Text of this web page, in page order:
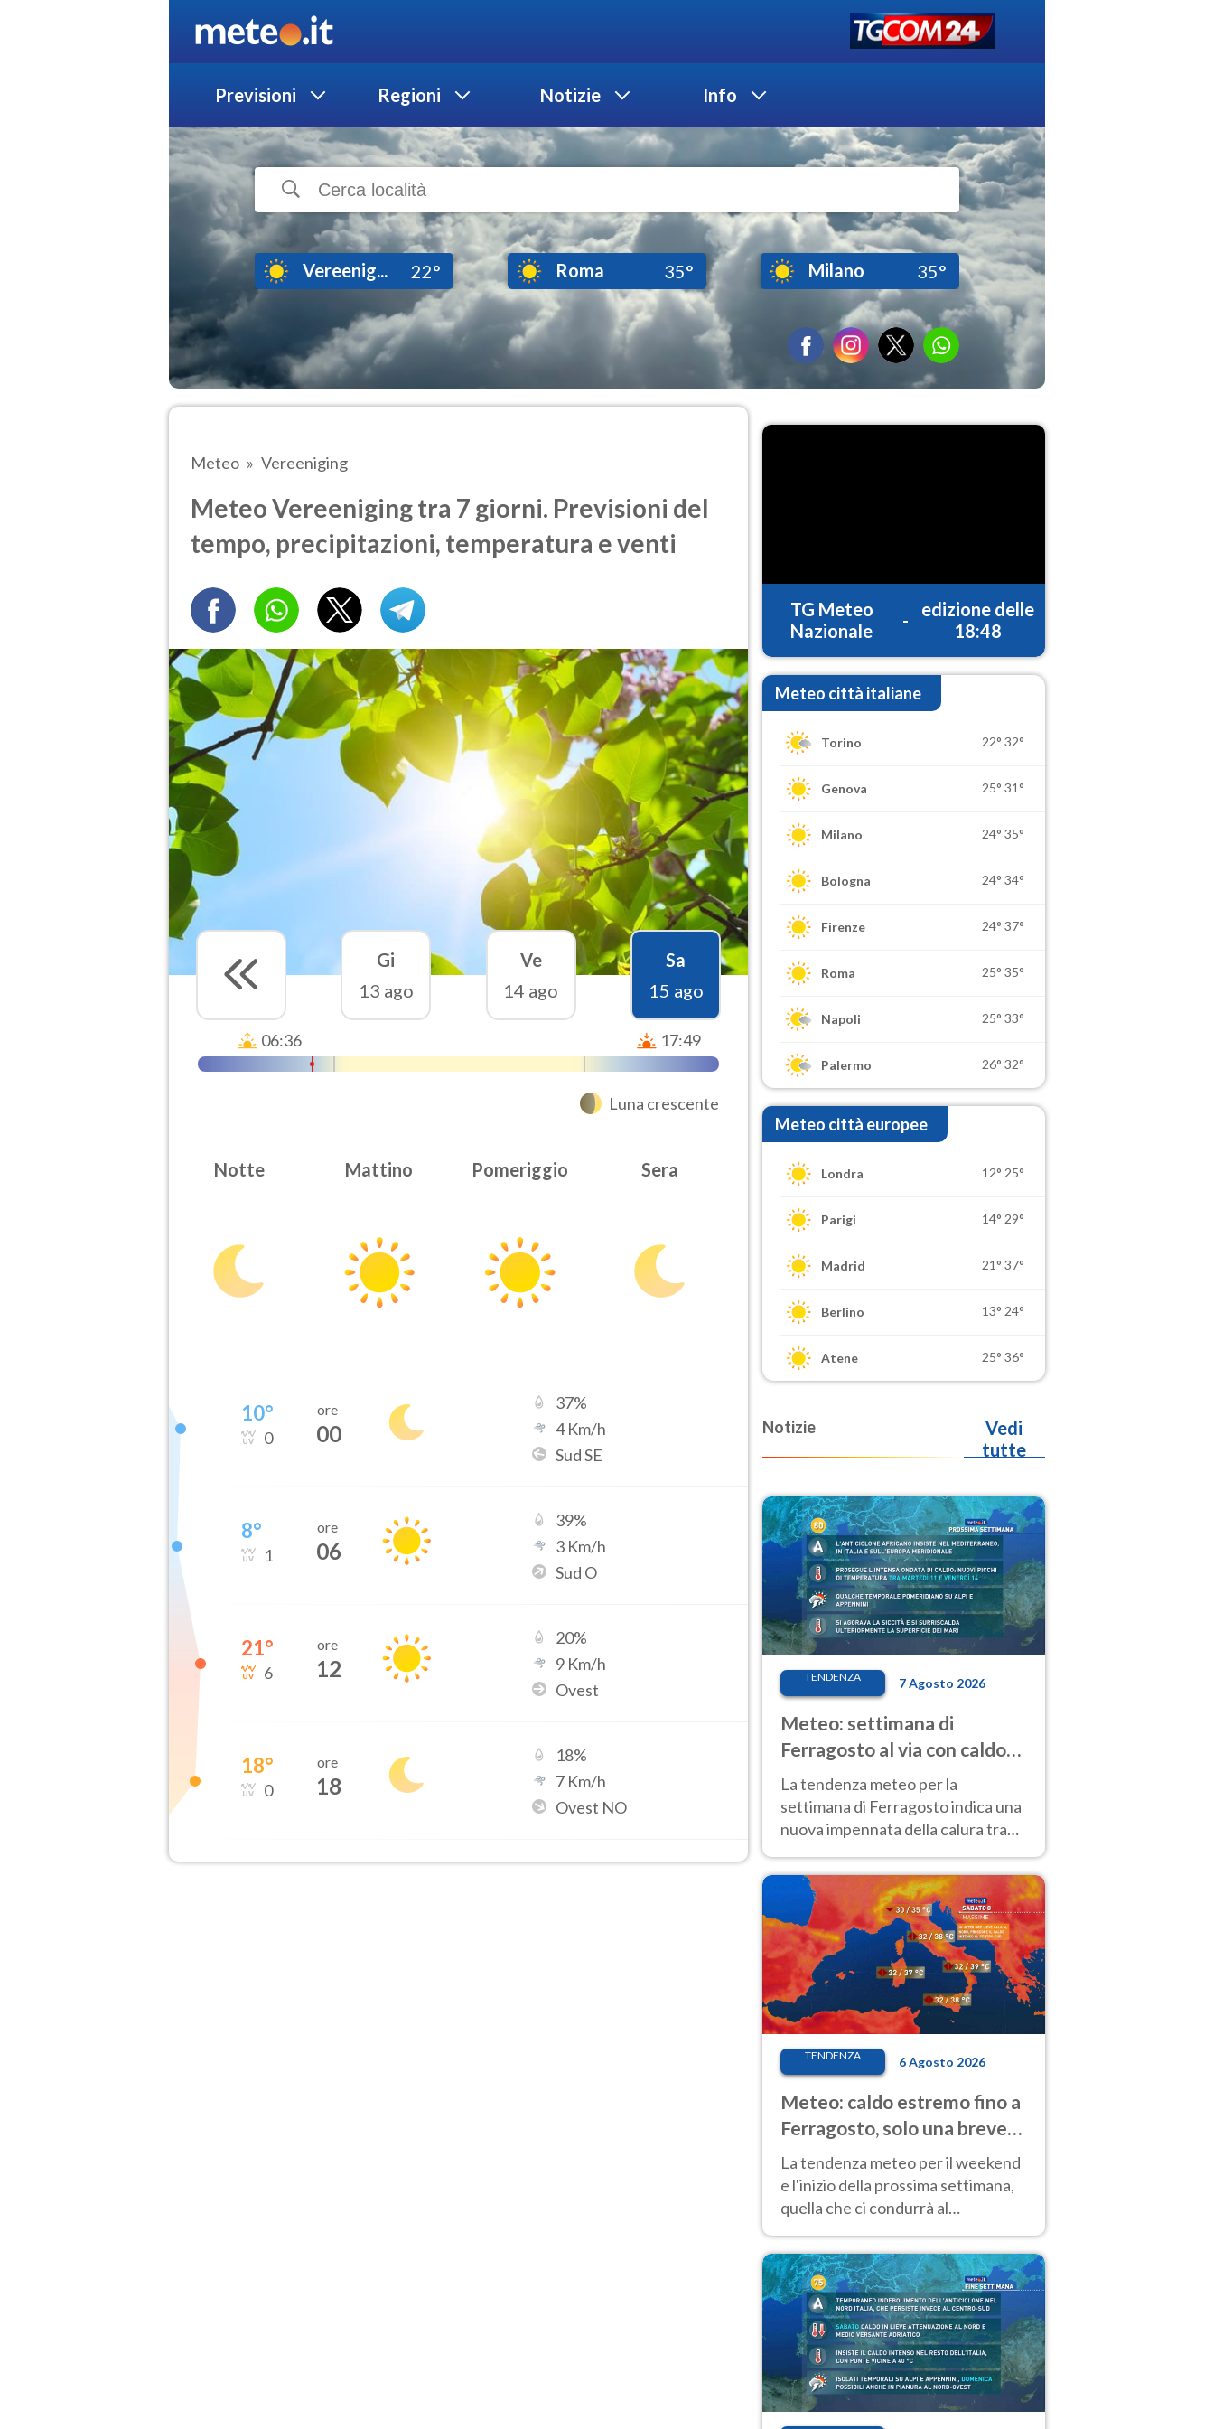
Previsioni Regioni Notizie Info
Vereenig... 22° Roma 35° Milano 35°
Meteo Vereeniging
Meteo Vereeniging tra 7 giorni. Previsioni del
tempo, precipitazioni, temperatura e venti
Gi
13 ago
Ve
14 ago
Sa
15 ago
06:36 17:49
Luna crescente
Notte Mattino Pomeriggio Sera
10°
0
ore
00
37%
4Km/h
Sud SE
8°
1
ore
06
39%
3 Km/h
Sud O
21°
6
ore
12
20%
9 Km/h
Ovest
18°
0
ore
18
18%
7 Km/h
Ovest NO
TG Meteo
Nazionale
-
edizione delle
18:48
Meteo città italiane
Torino 22° 32°
Genova 25° 31°
Milano 24° 35°
Bologna 24° 34°
Firenze 24° 37°
Roma 25° 35°
Napoli 25° 33°
Palermo 26° 32°
Meteo città europee
Londra 12° 25°
Parigi 14° 29°
Madrid 21° 37°
Berlino 13° 24°
Atene 25° 36°
Notizie
Vedi
tutte
TENDENZA 7 Agosto 2026
Meteo: settimana di
Ferragosto al via con caldo
intenso e qualche temporale
La tendenza meteo per la
settimana di Ferragosto indica una
nuova impennata della calura tra
anche al Nord.
TENDENZA 6 Agosto 2026
Meteo: caldo estremo fino a
Ferragosto, solo una breve
pausa. Ecco dove
La tendenza meteo per il weekend
e l'inizio della prossima settimana,
quella che ci condurrà al
temperature molto elevate